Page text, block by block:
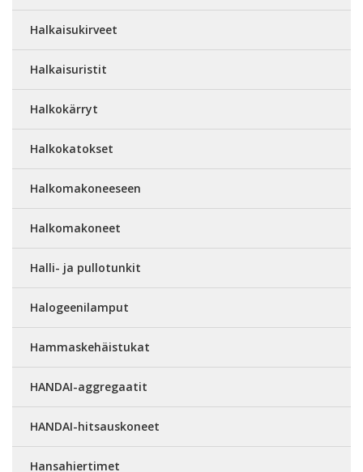
Halkaisukirveet
Halkaisuristit
Halkokärryt
Halkokatokset
Halkomakoneeseen
Halkomakoneet
Halli- ja pullotunkit
Halogeenilamput
Hammaskehäistukat
HANDAI-aggregaatit
HANDAI-hitsauskoneet
Hansahiertimet